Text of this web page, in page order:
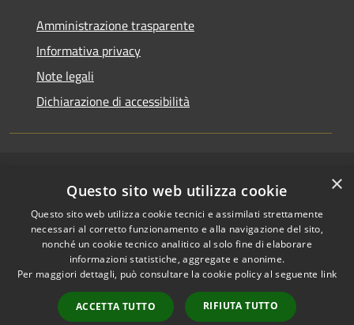
Amministrazione trasparente
Informativa privacy
Note legali
Dichiarazione di accessibilità
Accessibilità
Privacy
Cookie
Mappa del sito
Area riservata
amministratori comunali
Portale Dipendente
Copyright © 2026 • Comune di
Riccione • Powered by
Municipium•Accesso
redazione
×
Questo sito web utilizza cookie
Questo sito web utilizza cookie tecnici e assimilati strettamente
necessari al corretto funzionamento e alla navigazione del sito,
nonché un cookie tecnico analitico al solo fine di elaborare
informazioni statistiche, aggregate e anonime.
Per maggiori dettagli, può consultare la cookie policy al seguente link
ACCETTA TUTTO RIFIUTA TUTTO